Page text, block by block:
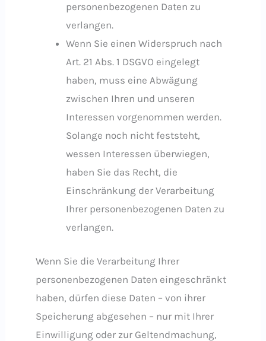
personenbezogenen Daten zu
verlangen.
Wenn Sie einen Widerspruch nach
Art. 21 Abs. 1 DSGVO eingelegt
haben, muss eine Abwägung
zwischen Ihren und unseren
Interessen vorgenommen werden.
Solange noch nicht feststeht,
wessen Interessen überwiegen,
haben Sie das Recht, die
Einschränkung der Verarbeitung
Ihrer personenbezogenen Daten zu
verlangen.
Wenn Sie die Verarbeitung Ihrer
personenbezogenen Daten eingeschränkt
haben, dürfen diese Daten – von ihrer
Speicherung abgesehen – nur mit Ihrer
Einwilligung oder zur Geltendmachung,